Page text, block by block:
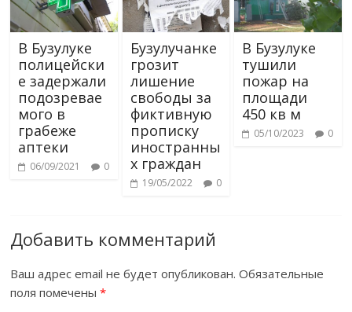
В Бузулуке
полицейски
е задержали
подозревае
мого в
грабеже
аптеки
06/09/2021 0
Бузулучанке
грозит
лишение
свободы за
фиктивную
прописку
иностранны
х граждан
19/05/2022 0
В Бузулуке
тушили
пожар на
площади
450 кв м
05/10/2023 0
Добавить комментарий
Ваш адрес email не будет опубликован. Обязательные
поля помечены*